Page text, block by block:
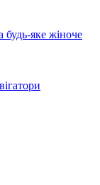
яке жіноче